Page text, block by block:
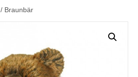
/ Braunbär